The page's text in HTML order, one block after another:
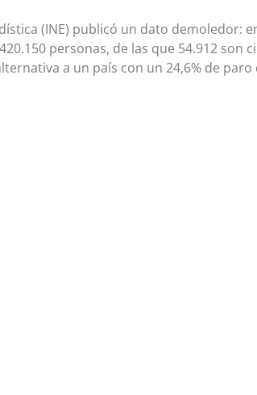
(INE) publicó un dato demoledor:
personas, de las que 54.912 son
a un país con un 24,6% de